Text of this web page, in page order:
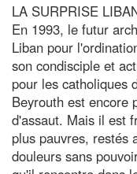
LA SURPRISE
En 1993, le futur
Liban pour
son condisciple et
pour les catholiques
Beyrouth est encore
d'assaut. Mais il est
plus pauvres, restés
douleurs sans